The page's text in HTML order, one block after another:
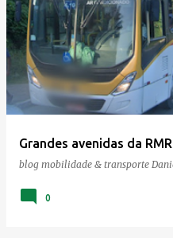
Grandes avenidas da
blog mobilidade & transporte
0